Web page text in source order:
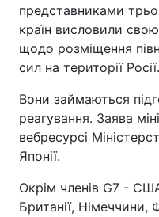
представниками
країн висловили
щодо розміщення
сил на території Росії.
Вони займаються
реагування. Заява
вебресурсі
Японії.
Окрім членів G7 -
Британії, Німеччини,